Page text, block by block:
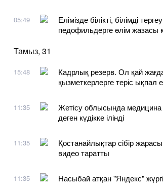
05:49
Елімізде білікті, білімді
педофильдерге өлім
Тамыз, 31
15:48
Кадрлық резерв. Ол қай
қызметкерлерге теріс ықпал
11:35
Жетісу облысында
деген күдікке ілінді
11:35
Қостанайлықтар сібір
видео таратты
11:35 Насыбай атқан "Яндекс"